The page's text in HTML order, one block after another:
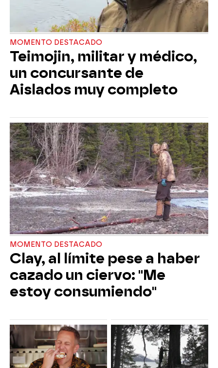
MOMENTO DESTACADO
Teimojin, militar y médico,
un concursante de
Aislados muy completo
MOMENTO DESTACADO
Clay, al límite pese a haber
cazado un ciervo: "Me
estoy consumiendo"